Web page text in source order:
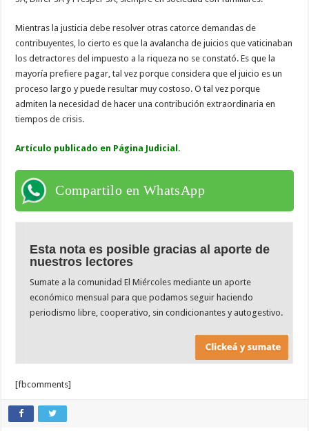
Mientras la justicia debe resolver otras catorce demandas de
contribuyentes, lo cierto es que la avalancha de juicios que vaticinaban
los detractores del impuesto a la riqueza no se constató. Es que la
mayoría prefiere pagar, tal vez porque considera que el juicio es un
proceso largo y puede resultar muy costoso. O tal vez porque
admiten la necesidad de hacer una contribución extraordinaria en
tiempos de crisis.
Artículo publicado en Página Judicial.
Compartilo en WhatsApp
Esta nota es posible gracias al aporte de
nuestros lectores
Sumate a la comunidad El Miércoles mediante un aporte
económico mensual para que podamos seguir haciendo
periodismo libre, cooperativo, sin condicionantes y autogestivo.
[fbcomments]